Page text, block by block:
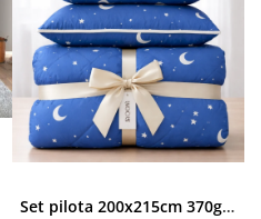
Set pilota 200x215cm 370g cu 2 perne 50x70,albastru- PLT36